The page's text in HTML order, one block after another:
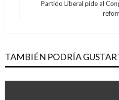
anteriorPartido Liberal pide al
TAMBIÉN PODRÍA